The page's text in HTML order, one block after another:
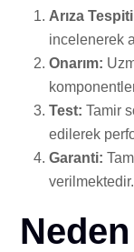
Arıza
incelenerek
Onarım:
Test: Tamir
edilerek
Garanti:
verilmektedir.